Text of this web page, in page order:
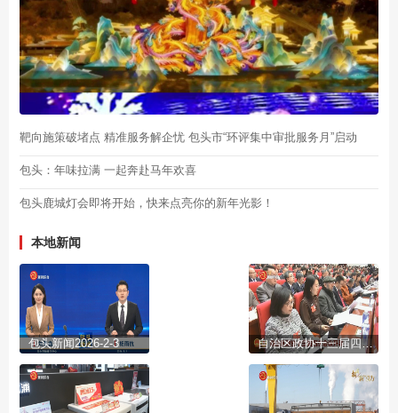
靶向施策破堵点 精准服务解企忧 包头市“环评集中审批服务月”启动
包头：年味拉满 一起奔赴马年欢喜
包头鹿城灯会即将开始，快来点亮你的新年光影！
本地新闻
包头新闻2026-2-3 自治区政协十三届四次会议开幕